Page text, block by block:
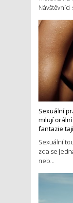
Návštěvníci
Sexuální
milují
fantazie tají
Sexuální
zda se
neb...